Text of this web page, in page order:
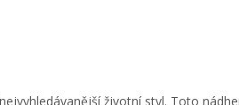
životní styl. Toto